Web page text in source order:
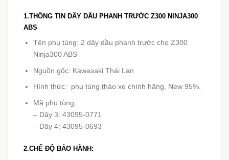
1.THÔNG TIN DÂY DẦU PHANH TRƯỚC Z300 NINJA300
ABS
Tên phụ tùng: 2 dây dầu phanh trước cho Z300
Ninja300 ABS
Nguồn gốc: Kawasaki Thái Lan
Hình thức: phụ tùng tháo xe chính hãng, New 95%.
Mã phụ tùng:
– Dây 3: 43095-0771
– Dây 4: 43095-0693
2.CHẾ ĐỘ BẢO HÀNH: